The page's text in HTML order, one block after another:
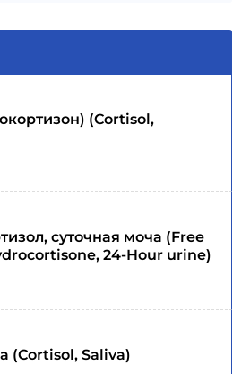
(Cortisol,
суточная моча (Free
24-Hour urine)
(Cortisol, Saliva)